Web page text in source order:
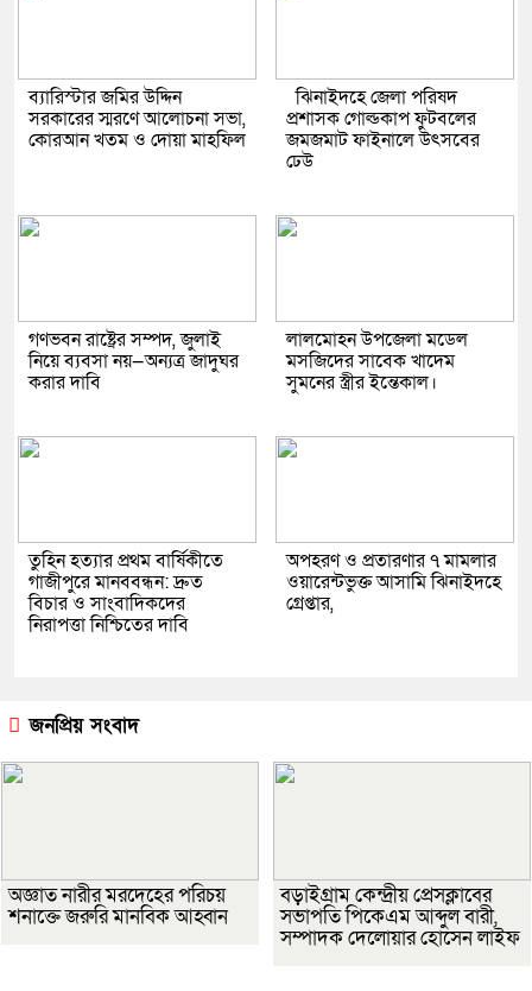
ব্যারিস্টার জমির উদ্দিন
সরকারের স্মরণে আলোচনা সভা,
কোরআন খতম ও দোয়া মাহফিল
ঝিনাইদহে জেলা পরিষদ
প্রশাসক গোল্ডকাপ ফুটবলের
জমজমাট ফাইনালে উৎসবের
ঢেউ
গণভবন রাষ্ট্রের সম্পদ, জুলাই
নিয়ে ব্যবসা নয়—অন্যত্র জাদুঘর
করার দাবি
লালমোহন উপজেলা মডেল
মসজিদের সাবেক খাদেম
সুমনের স্ত্রীর ইন্তেকাল।
তুহিন হত্যার প্রথম বার্ষিকীতে
গাজীপুরে মানববন্ধন: দ্রুত
বিচার ও সাংবাদিকদের
নিরাপত্তা নিশ্চিতের দাবি
অপহরণ ও প্রতারণার ৭ মামলার
ওয়ারেন্টভুক্ত আসামি ঝিনাইদহে
গ্রেপ্তার,
জনপ্রিয় সংবাদ
অজ্ঞাত নারীর মরদেহের পরিচয়
শনাক্তে জরুরি মানবিক আহ্বান
বড়াইগ্রাম কেন্দ্রীয় প্রেসক্লাবের
সভাপতি পিকেএম আব্দুল বারী,
সম্পাদক দেলোয়ার হোসেন লাইফ